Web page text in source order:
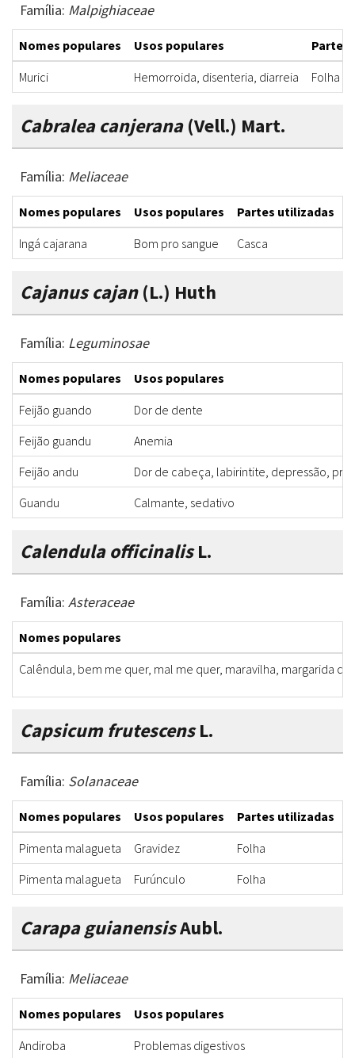
Família: Malpighiaceae
Nomes populares Usos populares
Partes
Murici
Hemorroida, disenteria, diarreia Folha
Cabralea canjerana(Vell.) Mart.
Família: Meliaceae
Nomes populares Usos populares Partes utilizadas
Ingá cajarana
Bom pro sangue Casca
Cajanus cajan(L.) Huth
Família: Leguminosae
Nomes populares
Usos populares
Feijão guando
Dor de dente
Feijão guandu
Anemia
Feijão andu
Dor de cabeça, labirintite, depressão,
Guandu
Calmante, sedativo
Calendula officinalisL.
Família: Asteraceae
Nomes populares
Calêndula, bem me quer, mal me quer, maravilha, margarida
Capsicum frutescensL.
Família: Solanaceae
Nomes populares Usos populares Partes utilizadas
Pimenta malagueta
Gravidez Folha
Pimenta malagueta
Furúnculo Folha
Carapa guianensisAubl.
Família: Meliaceae
Nomes populares
Usos populares
Andiroba
Problemas digestivos